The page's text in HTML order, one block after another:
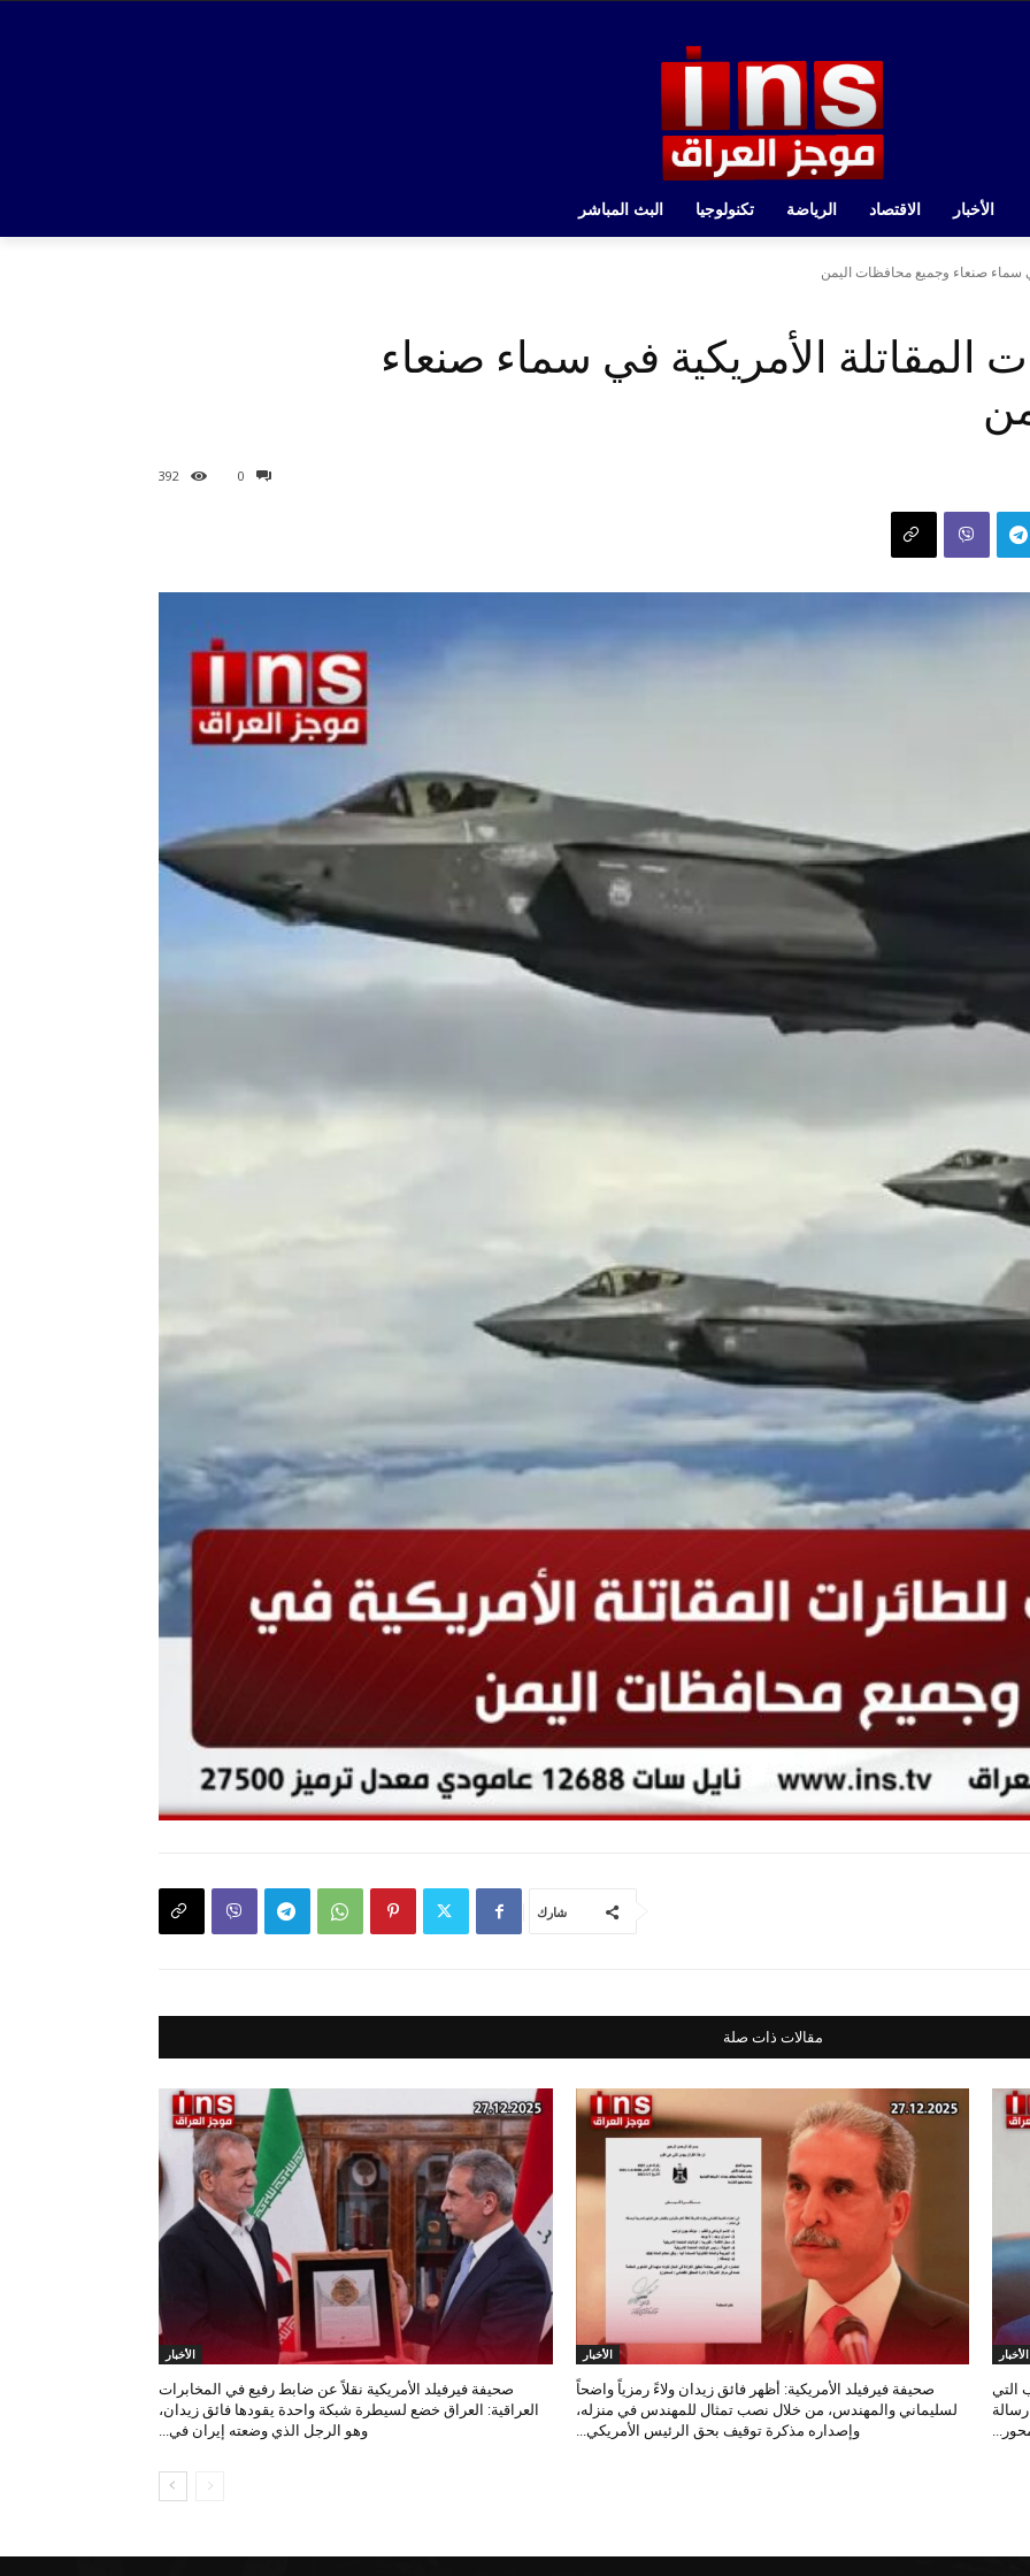
الأخبار الاقتصاد الرياضة تكنولوجيا البث المباشر
سماء صنعاء وجميع محافظات اليمن
المقاتلة الأمريكية في سماء صنعاء
0
392
شارك
مقالات ذات صلة
الأخبار
التي
الأخبار
صحيفة فيرفيلد الأمريكية: أظهر فائق زيدان ولاءً رمزياً واضحاً
لسليماني والمهندس، من خلال نصب تمثال للمهندس في منزله،
وإصداره مذكرة توقيف بحق الرئيس الأمريكي...
الأخبار
صحيفة فيرفيلد الأمريكية نقلاً عن ضابط رفيع في المخابرات
العراقية: العراق خضع لسيطرة شبكة واحدة يقودها فائق زيدان،
وهو الرجل الذي وضعته إيران في...